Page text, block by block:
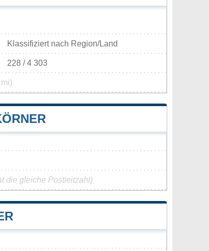
Klassifiziert nach Region/Land
228 / 4 303
die gleiche Postleitzahl)